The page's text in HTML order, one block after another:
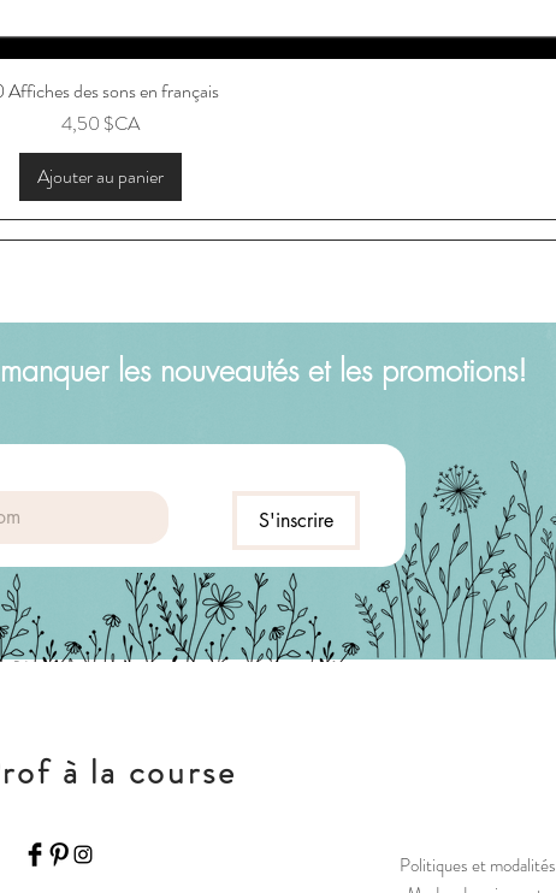
Aperçu rapide
Affiches des sons en français
Prix
4,50 $CA
Ajouter au panier
les nouveautés et les promotions!
S'inscrire
à la course
Politiques et modalités